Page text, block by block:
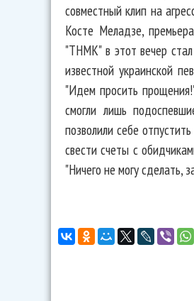
совместный клип на
Косте Меладзе,
"ТНМК" в этот вечер
известной украинской
"Идем просить
смогли лишь
позволили себе
свести счеты с
"Ничего не могу сделать,